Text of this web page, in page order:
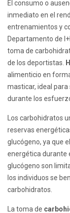
El consumo o
inmediato en el
entrenamientos y
Departamento de
toma de
de los deportistas.
alimenticio en
masticar, ideal
durante los
Los carbohidratos
reservas
glucógeno, ya que
energética durante
glucógeno son
los individuos se
carbohidratos.
La toma de